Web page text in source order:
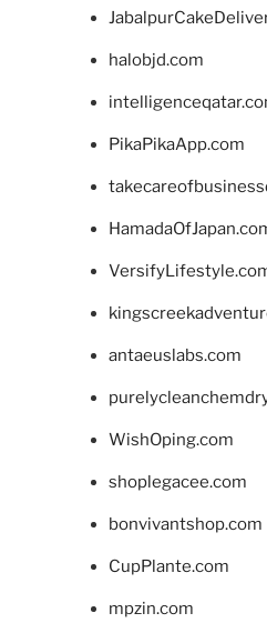
halobjd.com
PikaPikaApp.com
antaeuslabs.com
WishOping.com
shoplegacee.com
bonvivantshop.com
CupPlante.com
mpzin.com